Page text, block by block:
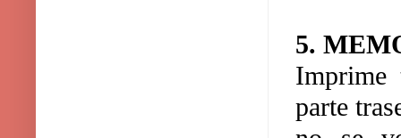
5.
Imprime
parte